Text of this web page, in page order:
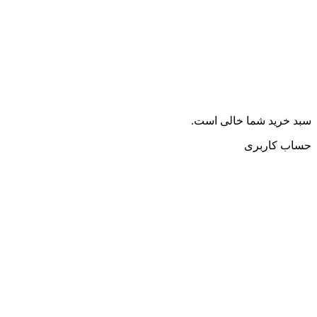
سبد خرید شما خالی است.
حساب کاربری